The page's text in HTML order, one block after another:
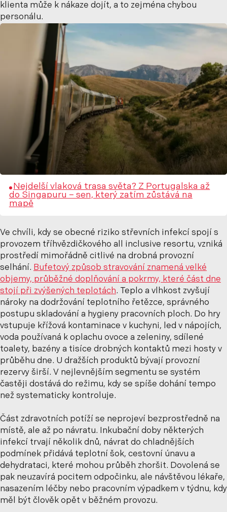
klienta může k nákaze dojít, a to zejména chybou
personálu.
Nejdelší vlaková trasa světa? Z Portugalska až
do Singapuru – sen, který zatím zůstává na
mapě
Ve chvíli, kdy se obecné riziko střevních infekcí spojí s
provozem tříhvězdičkového all inclusive resortu, vzniká
prostředí mimořádně citlivé na drobná provozní
selhání. Bufetový způsob stravování znamená velké
objemy, průběžné doplňování a pokrmy, které část dne
stojí při zvýšených teplotách. Teplo a vlhkost zvyšují
nároky na dodržování teplotního řetězce, správného
postupu skladování a hygieny pracovních ploch. Do hry
vstupuje křížová kontaminace v kuchyni, led v nápojích,
voda používaná k oplachu ovoce a zeleniny, sdílené
toalety, bazény a tisíce drobných kontaktů mezi hosty v
průběhu dne. U dražších produktů bývají provozní
rezervy širší. V nejlevnějším segmentu se systém
častěji dostává do režimu, kdy se spíše dohání tempo
než systematicky kontroluje.
Část zdravotních potíží se neprojeví bezprostředně na
místě, ale až po návratu. Inkubační doby některých
infekcí trvají několik dnů, návrat do chladnějších
podmínek přidává teplotní šok, cestovní únavu a
dehydrataci, které mohou průběh zhoršit. Dovolená se
pak neuzavírá pocitem odpočinku, ale návštěvou lékaře,
nasazením léčby nebo pracovním výpadkem v týdnu, kdy
měl být člověk opět v běžném provozu.